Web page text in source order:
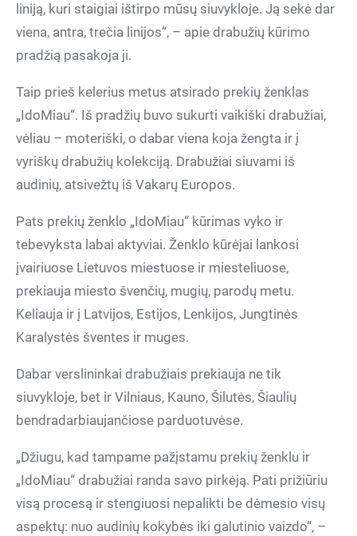
liniją, kuri staigiai ištirpo mūsų siuvykloje. Ją sekė dar
viena, antra, trečia linijos“, – apie drabužių kūrimo
pradžią pasakoja ji.
Taip prieš kelerius metus atsirado prekių ženklas
„IdoMiau“. Iš pradžių buvo sukurti vaikiški drabužiai,
vėliau – moteriški, o dabar viena koja žengta ir į
vyriškų drabužių kolekciją. Drabužiai siuvami iš
audinių, atsivežtų iš Vakarų Europos.
Pats prekių ženklo „IdoMiau“ kūrimas vyko ir
tebevyksta labai aktyviai. Ženklo kūrėjai lankosi
įvairiuose Lietuvos miestuose ir miesteliuose,
prekiauja miesto švenčių, mugių, parodų metu.
Keliauja ir į Latvijos, Estijos, Lenkijos, Jungtinės
Karalystės šventes ir muges.
Dabar verslininkai drabužiais prekiauja ne tik
siuvykloje, bet ir Vilniaus, Kauno, Šilutės, Šiaulių
bendradarbiaujančiose parduotuvėse.
„Džiugu, kad tampame pažįstamu prekių ženklu ir
„IdoMiau“ drabužiai randa savo pirkėją. Pati prižiūriu
visą procesą ir stengiuosi nepalikti be dėmesio visų
aspektų: nuo audinių kokybės iki galutinio vaizdo“, –